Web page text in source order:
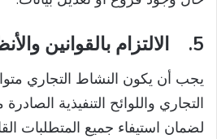
5. الالتزام بالقوانين
يجب أن يكون النشاط التجاري
التجاري واللوائح التنفيذية
لضمان استيفاء جميع المتطلبات